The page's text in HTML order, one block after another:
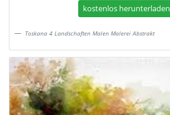
kostenlos herunterladen
Toskana 4 Landschaften Malen Malerei Abstrakt